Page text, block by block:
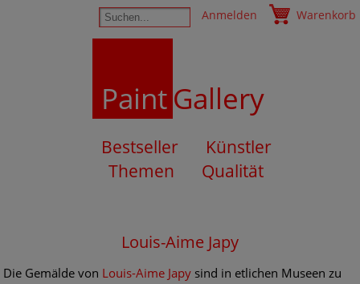
Anmelden Warenkorb
PaintGallery
Bestseller
Künstler
Themen
Qualität
Louis-Aime Japy
Die Gemälde von Louis-Aime Japy sind in etlichen Museen zu